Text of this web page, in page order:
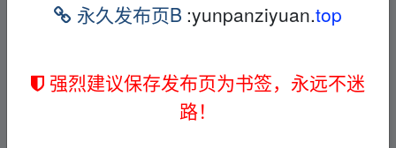
wyvern127 2021-9-27
合集
打包 AL
2021-9-27
永久发布页B :yunpanziyuan.top
强烈建议保存发布页为书签，永远不迷
路！